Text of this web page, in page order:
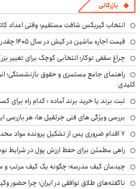
بازرگانی
انتخاب گیربکس شافت مستقیم؛ وقتی اعداد
قیمت اجاره ماشین در کیش در سال ۱۴۰۵ چقدر تغییر کرده است؟
چراغ سقفی توکار؛ انتخابی کوچک برای تغییر
راهنمای جامع مستمری و حقوق بازنشستگی؛
کلیدی
ثبت برند یا خرید برند آماده : کدام راه
بررسی ویژگی های فنی جرثقیل ها: هر بازرسی
۷ اقدام ضروری پس از تشکیل پرونده مواد مخدر؛ راهنمای خانواده‌ها
راهی مطمئن برای حفظ ارزش پول در شرایط
چیدمان کیف مدرسه؛ چگونه یک کیف مرتب و
ناگفته‌های طلاق توافقی در ایران؛ چرا